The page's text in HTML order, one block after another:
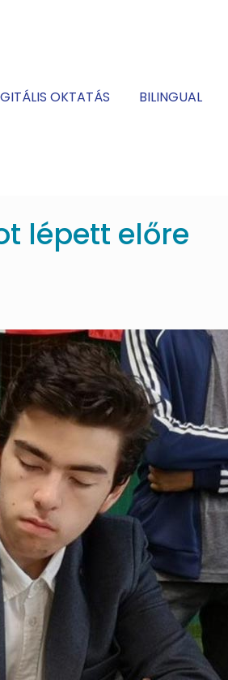
OKTATÁS BILINGUAL
lépett előre